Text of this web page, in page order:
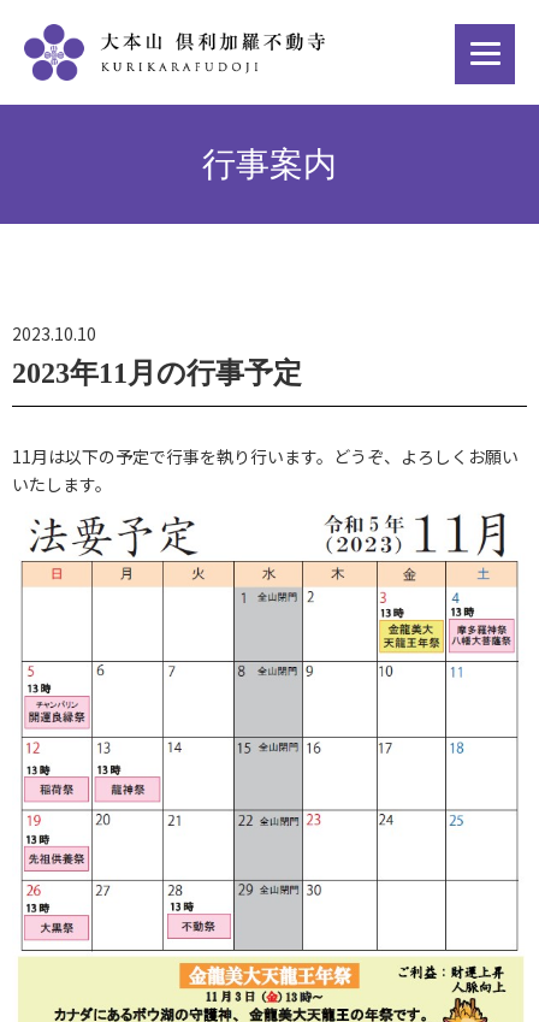
行事案内
2023.10.10
2023年11月の行事予定
11月は以下の予定で行事を執り行います。どうぞ、よろしくお願い
いたします。